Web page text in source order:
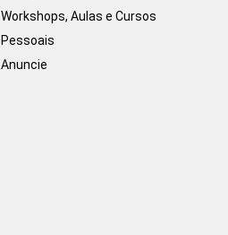
Workshops, Aulas e Cursos
Pessoais
Anuncie